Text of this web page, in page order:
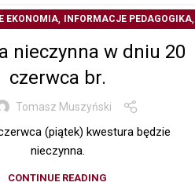
EKONOMIA, INFORMACJE PEDAGOGIKA,
nieczynna w dniu 20
czerwca br.
Tomasz Muszyński
(piątek) kwestura będzie
nieczynna.
CONTINUE READING